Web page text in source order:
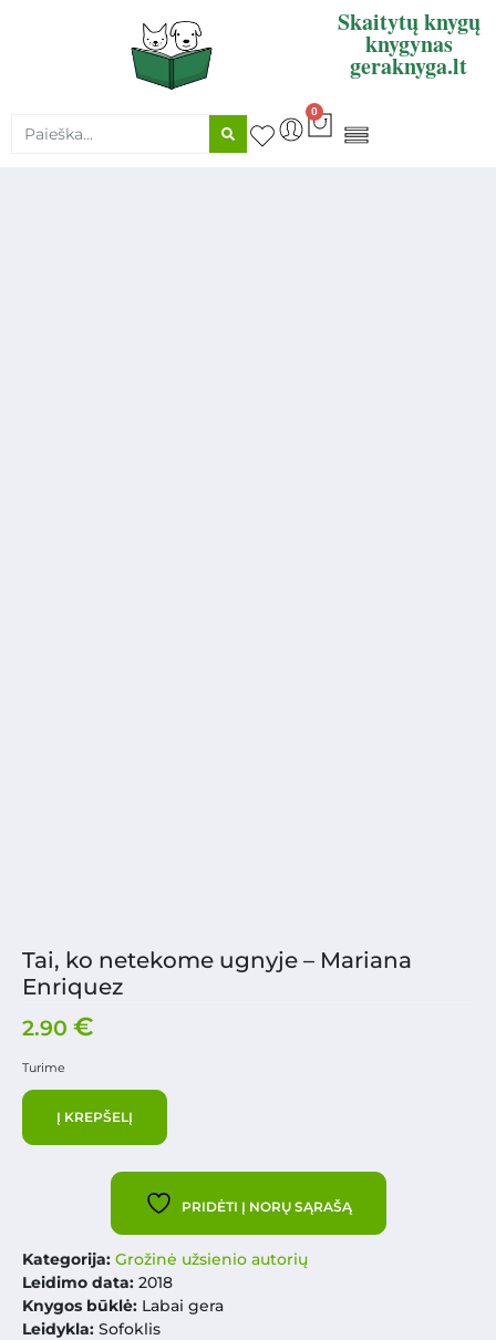
Skaitytų knygų
knygynas
geraknyga.lt
0
Tai, ko netekome ugnyje – Mariana
Enriquez
2.90 €
Turime
Į KREPŠELĮ
PRIDĖTI Į NORŲ SĄRAŠĄ
Kategorija: Grožinė užsienio autorių
Leidimo data: 2018
Knygos būklė: Labai gera
Leidykla: Sofoklis